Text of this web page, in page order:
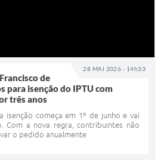
28 MAI 2026 - 14h33
de
para isenção do IPTU com
três anos
isenção começa em 1º de junho e vai
Com a nova regra, contribuintes não
o pedido anualmente